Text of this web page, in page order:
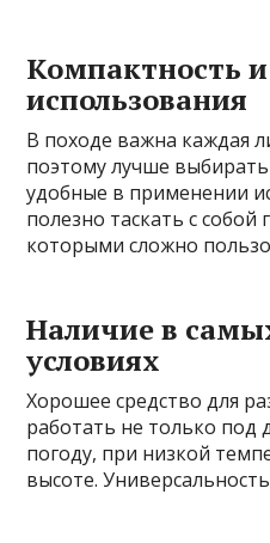
Компактность
использования
В походе важна каждая
поэтому лучше
удобные в применении
полезно таскать с
которыми сложно
Наличие в
условиях
Хорошее средство для
работать не только
погоду, при низкой
высоте.